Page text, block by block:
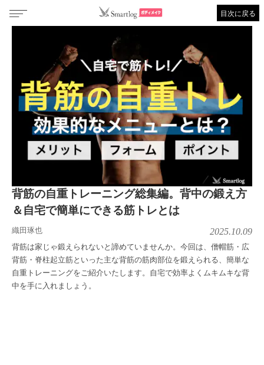
目次に戻る
背筋の自重トレーニング総集編。背中の鍛え方
＆自宅で簡単にできる筋トレとは
織田琢也 2025.10.09
背筋は家じゃ鍛えられないと諦めていませんか。今回は、僧帽筋・広
背筋・脊柱起立筋といった主な背筋の筋肉部位を鍛えられる、簡単な
自重トレーニングをご紹介いたします。自宅で効率よくムキムキな背
中を手に入れましょう。